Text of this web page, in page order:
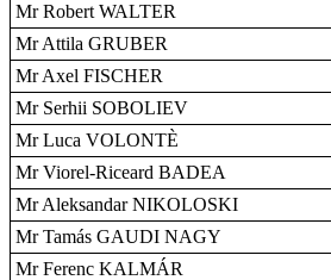
Mr Robert WALTER
Mr Attila GRUBER
Mr Axel FISCHER
Mr Serhii SOBOLIEV
Mr Luca VOLONTÈ
Mr Viorel-Riceard BADEA
Mr Aleksandar NIKOLOSKI
Mr Tamás GAUDI NAGY
Mr Ferenc KALMÁR